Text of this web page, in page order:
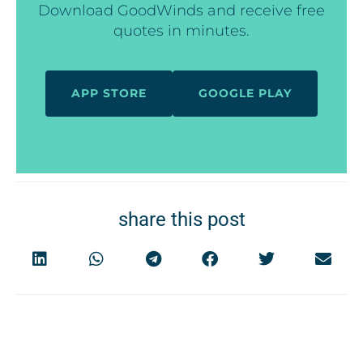
Download GoodWinds and receive free
quotes in minutes.
APP STORE GOOGLE PLAY
share this post